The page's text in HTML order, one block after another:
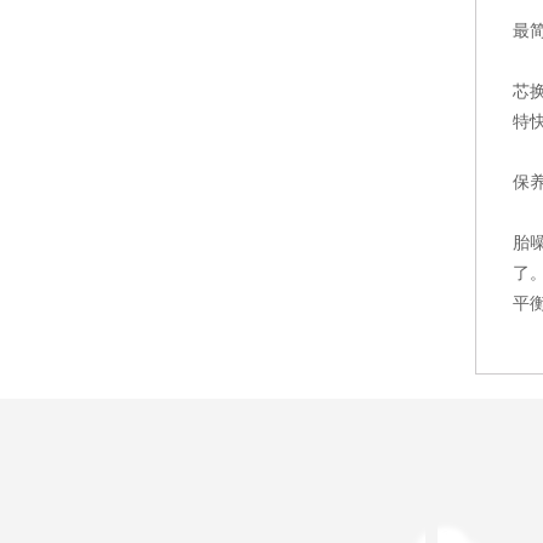
最
芯
特
保
胎
了
平